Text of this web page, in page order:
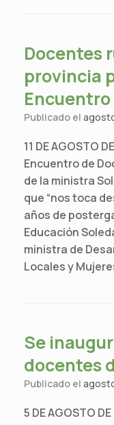
Docentes
provincia
Publicado el
11 DE AGOSTO
Encuentro de
de la ministra
que “nos toca
años de
Educación
ministra de
Locales y
Se
docentes
Publicado el
5 DE AGOSTO